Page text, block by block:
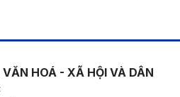
VĂN HOÁ - XÃ HỘI VÀ DÂN